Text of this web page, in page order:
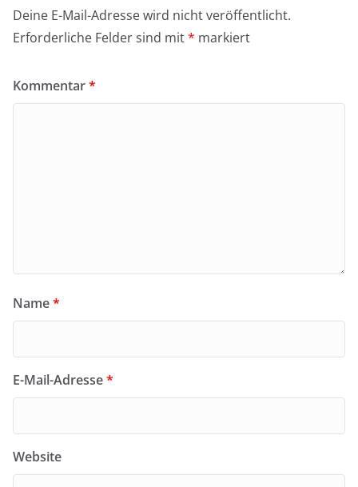
Deine E-Mail-Adresse wird nicht veröffentlicht.
Erforderliche Felder sind mit* markiert
Kommentar*
Name*
E-Mail-Adresse*
Website